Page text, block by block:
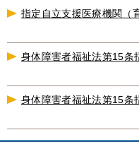
指定自立支援医療機関（
身体障害者福祉法第15条
身体障害者福祉法第15条